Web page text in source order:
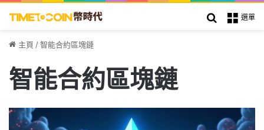
選單
搜索
主頁 /智能合約區塊鏈
智能合約區塊鏈